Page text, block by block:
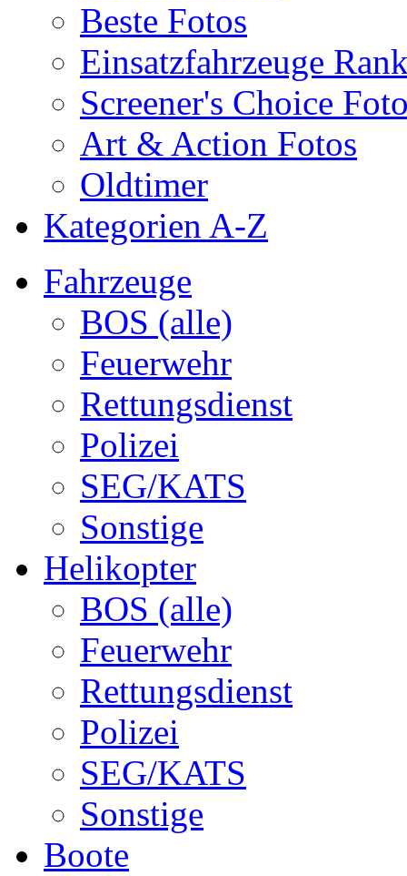
Beste Fotos
Einsatzfahrzeuge
Screener's Choice
Art & Action Fotos
Oldtimer
Kategorien A-Z
Fahrzeuge
BOS (alle)
Feuerwehr
Rettungsdienst
Polizei
SEG/KATS
Sonstige
Helikopter
BOS (alle)
Feuerwehr
Rettungsdienst
Polizei
SEG/KATS
Sonstige
Boote